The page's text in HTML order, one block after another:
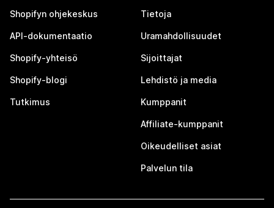
Shopifyn ohjekeskus
API-dokumentaatio
Shopify-yhteisö
Shopify-blogi
Tutkimus
Tietoja
Uramahdollisuudet
Sijoittajat
Lehdistö ja media
Kumppanit
Affiliate-kumppanit
Oikeudelliset asiat
Palvelun tila